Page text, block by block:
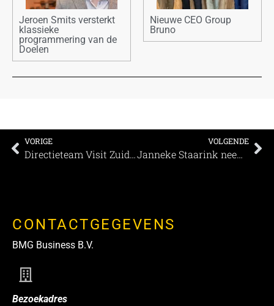
Jeroen Smits versterkt
klassieke
programmering van de
Doelen
Nieuwe CEO Group
Bruno
VORIGE
Directieteam Visit Zuid-Limburg opnieuw ingevuld
VOLGENDE
Janneke Staarink neemt na zeven jaar afscheid van getransformeerde Doelen
CONTACTGEGEVENS
BMG Business B.V.
Bezoekadres